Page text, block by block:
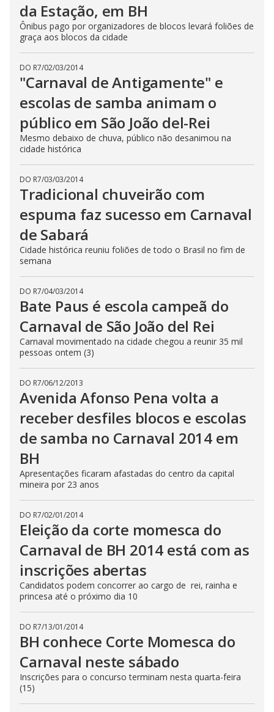
da Estação, em BH
Ônibus pago por organizadores de blocos levará foliões de
graça aos blocos da cidade
DO R7/02/03/2014
"Carnaval de Antigamente" e
escolas de samba animam o
público em São João del-Rei
Mesmo debaixo de chuva, público não desanimou na
cidade histórica
DO R7/03/03/2014
Tradicional chuveirão com
espuma faz sucesso em Carnaval
de Sabará
Cidade histórica reuniu foliões de todo o Brasil no fim de
semana
DO R7/04/03/2014
Bate Paus é escola campeã do
Carnaval de São João del Rei
Carnaval movimentado na cidade chegou a reunir 35 mil
pessoas ontem (3)
DO R7/06/12/2013
Avenida Afonso Pena volta a
receber desfiles blocos e escolas
de samba no Carnaval 2014 em
BH
Apresentações ficaram afastadas do centro da capital
mineira por 23 anos
DO R7/02/01/2014
Eleição da corte momesca do
Carnaval de BH 2014 está com as
inscrições abertas
Candidatos podem concorrer ao cargo de rei, rainha e
princesa até o próximo dia 10
DO R7/13/01/2014
BH conhece Corte Momesca do
Carnaval neste sábado
Inscrições para o concurso terminam nesta quarta-feira
(15)